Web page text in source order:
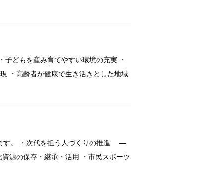
どもを産み育てやすい環境の充実 ・
・高齢者が健康で生き活きとした地域
ます。 ・次代を担う人づくりの推進 ―
源の保存・継承・活用 ・市民スポーツ